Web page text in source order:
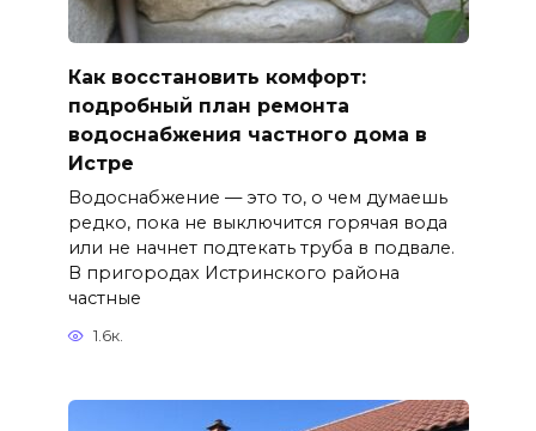
Как восстановить комфорт:
подробный план ремонта
водоснабжения частного дома в
Истре
Водоснабжение — это то, о чем думаешь
редко, пока не выключится горячая вода
или не начнет подтекать труба в подвале.
В пригородах Истринского района
частные
1.6к.